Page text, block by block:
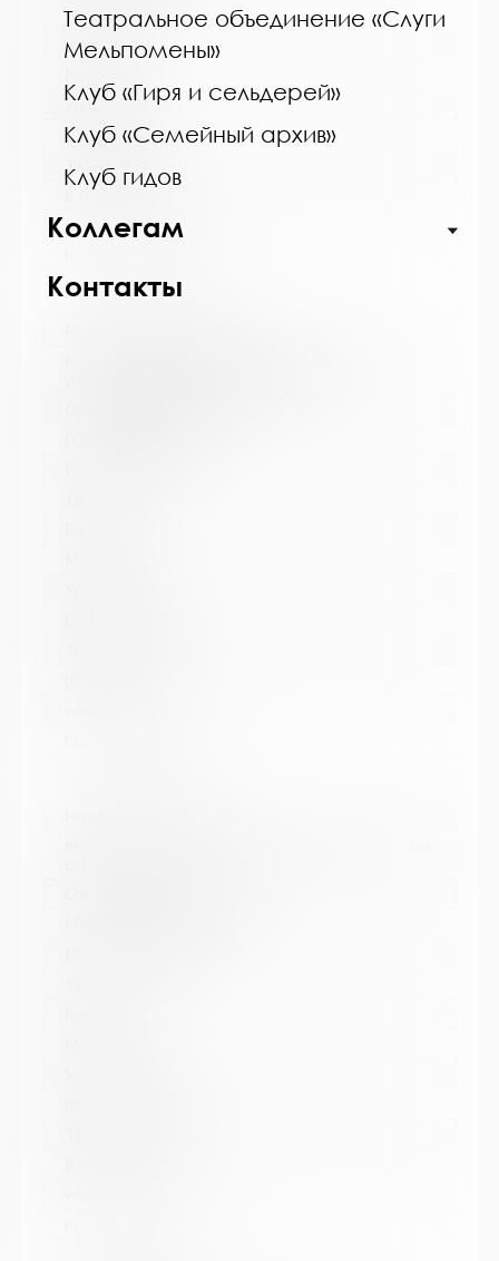
Театральное объединение «Слуги
Мельпомены»
Клуб «Гиря и сельдерей»
Клуб «Семейный архив»
Клуб гидов
Коллегам
Контакты
183052
Город:
Улица, дом:
Шевченко, 26
Телефон:
8 (8152) 53-83-46
www: